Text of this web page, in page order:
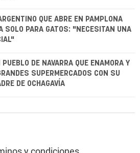
QUE ABRE EN PAMPLONA
SOLO PARA GATOS: "NECESITAN UNA
DE NAVARRA QUE ENAMORA Y
SUPERMERCADOS CON SU
DE OCHAGAVÍA